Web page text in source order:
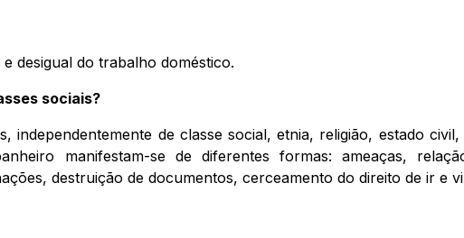
desigual do trabalho doméstico.
sociais?
de classe social, etnia, religião, estado
manifestam-se de diferentes formas: ameaças,
destruição de documentos, cerceamento do direito de ir e